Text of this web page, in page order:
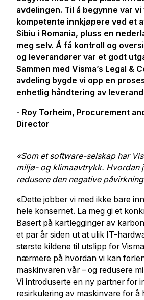
avdelingen. Til å begynne var
kompetente innkjøpere ved et
Sibiu i Romania, pluss en
meg selv. Å få kontroll og
og leverandører var et godt
Sammen med Visma’s Legal &
avdeling bygde vi opp en
enhetlig håndtering av
- Roy Torheim, Procurement
Director
«Som et software-selskap har
miljø- og klimaavtrykk. Hvordan
redusere den negative
«Dette jobber vi med ikke bare
hele konsernet. La meg gi et
Basert på kartlegginger av
et par år siden ut at ulik IT-
største kildene til utslipp for
nærmere på hvordan vi kan
maskinvaren vår – og redusere
Vi introduserte en ny partner for
resirkulering av maskinvare for å